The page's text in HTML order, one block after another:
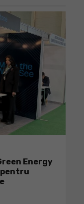
Energy
pentru